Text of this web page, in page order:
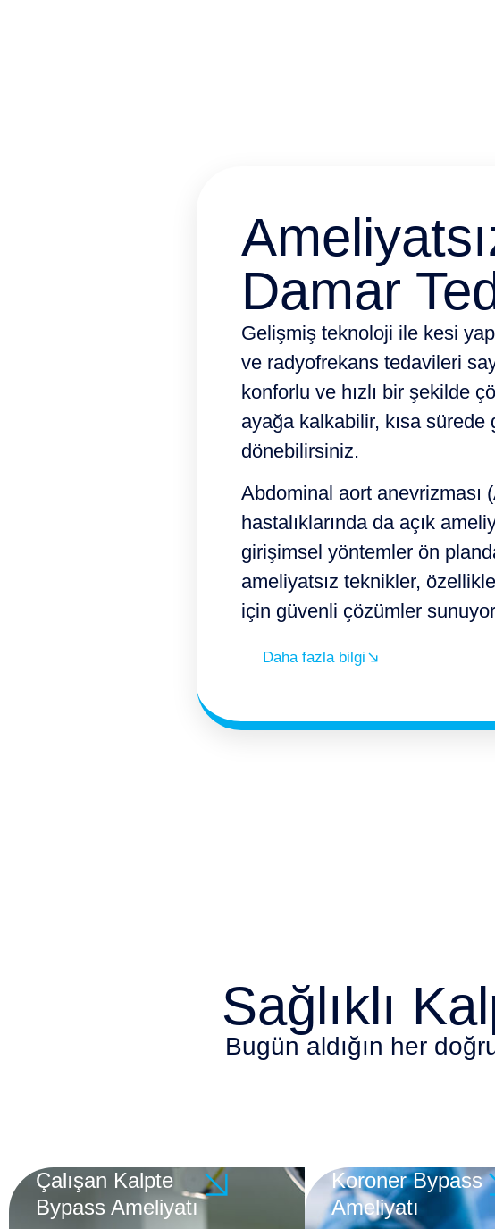
Damar
Gelişmiş teknoloji ile kesi
ve radyofrekans tedavileri
konforlu ve hızlı bir şekilde
ayağa kalkabilir, kısa sürede
dönebilirsiniz.
Abdominal aort anevrizması
hastalıklarında da açık
girişimsel yöntemler ön
ameliyatsız teknikler,
için güvenli çözümler
Daha fazla bilgi
Sağlıklı
Bugün aldığın her
Çalışan Kalpte
Bypass Ameliyatı
Koroner Bypass
Ameliyatı